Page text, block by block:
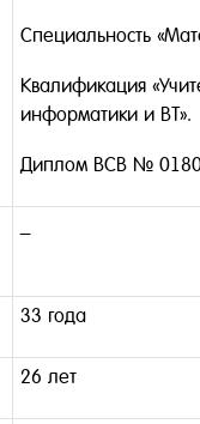
Специальность
Квалификация
информатики и ВТ».
Диплом ВСВ №
33 года
26 лет